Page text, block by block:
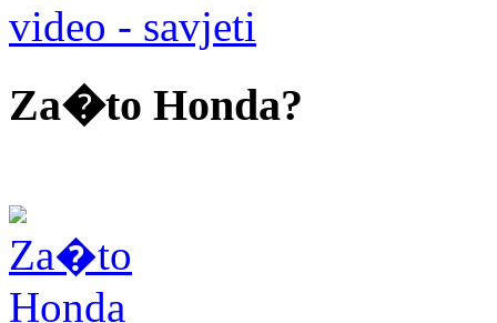
video - savjeti
Za�to Honda?